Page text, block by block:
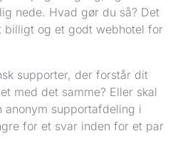
nede. Hvad gør du så? Det
billigt og et godt webhotel for
supporter, der forstår dit
med det samme? Eller skal
anonym supportafdeling i
for et svar inden for et par